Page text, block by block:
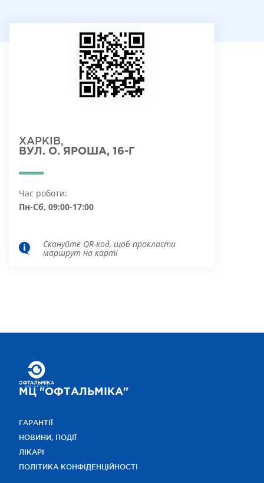
ХАРКІВ,
ВУЛ. О. ЯРОША, 16-Г
Час роботи:
Пн-Сб, 09:00-17:00
Скануйте QR-код, щоб прокласти
маршрут на карті
МЦ "ОФТАЛЬМІКА"
ГАРАНТІЇ
НОВИНИ, ПОДІЇ
ЛІКАРІ
ПОЛІТИКА КОНФІДЕНЦІЙНОСТІ